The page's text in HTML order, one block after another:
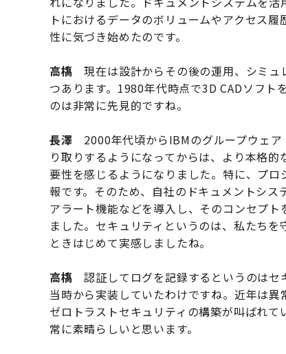
トにおけるデータのボリュームやアクセス
性に気づき始めたのです。
高𫞎 現在は設計からその後の運用、シミュ
つあります。1980年代時点で3D CADソフ
のは非常に先見的ですね。
長澤 2000年代頃からIBMのグループウェ
り取りするようになってからは、より本格
要性を感じるようになりました。特に、プ
報です。そのため、自社のドキュメントシ
アラート機能などを導入し、そのコンセプ
ました。セキュリティというのは、私たち
ときはじめて実感しましたね。
高𫞎 認証してログを記録するというのはセ
当時から実装していたわけですね。近年は
ゼロトラストセキュリティの構築が叫ばれ
常に素晴らしいと思います。